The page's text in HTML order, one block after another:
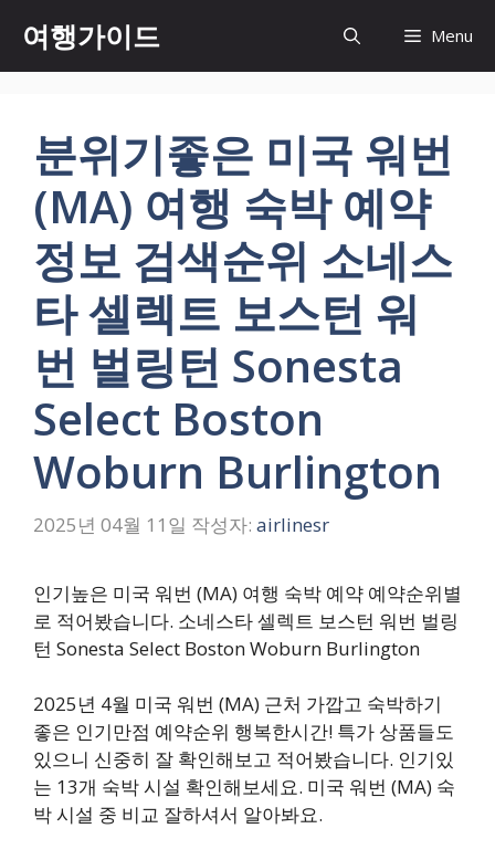
츠
여행가이드 Menu
분위기좋은 미국 워번
(MA) 여행 숙박 예약
정보 검색순위 소네스
타 셀렉트 보스턴 워
번 벌링턴 Sonesta
Select Boston
Woburn Burlington
2025년 04월 11일 작성자: airlinesr
인기높은 미국 워번 (MA) 여행 숙박 예약 예약순위별
로 적어봤습니다. 소네스타 셀렉트 보스턴 워번 벌링
턴 Sonesta Select Boston Woburn Burlington
2025년 4월 미국 워번 (MA) 근처 가깝고 숙박하기
좋은 인기만점 예약순위 행복한시간! 특가 상품들도
있으니 신중히 잘 확인해보고 적어봤습니다. 인기있
는 13개 숙박 시설 확인해보세요. 미국 워번 (MA) 숙
박 시설 중 비교 잘하셔서 알아봐요.